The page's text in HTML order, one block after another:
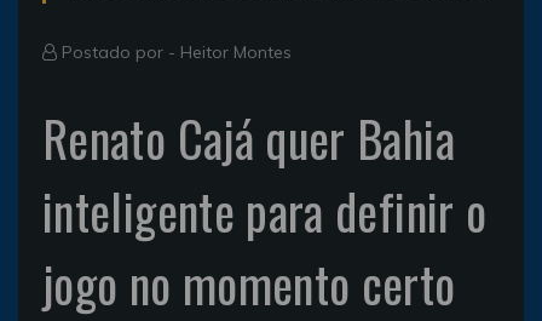
Postado por - Heitor Montes
Renato Cajá quer Bahia
inteligente para definir o
jogo no momento certo